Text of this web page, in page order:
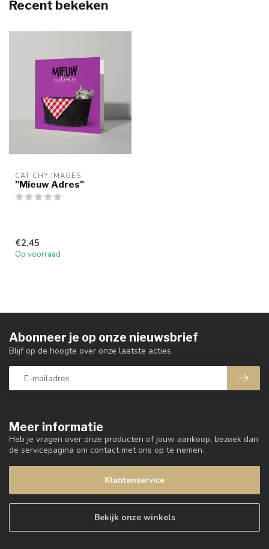
Recent bekeken
CAT'CHY IMAGES
"Mieuw Adres"
€2,45
Op voorraad
Meer informatie
Heb je vragen over onze producten of jouw aankoop, bezoek dan
de servicepagina om contact met ons op te nemen.
Klantenservice
Bekijk onze winkels
Abonneer je op onze nieuwsbrief
Blijf op de hoogte over onze laatste acties